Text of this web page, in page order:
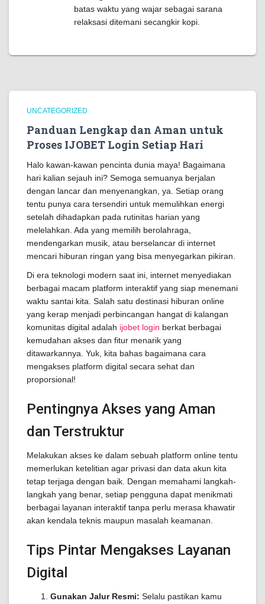
batas waktu yang wajar sebagai sarana
relaksasi ditemani secangkir kopi.
UNCATEGORIZED
Panduan Lengkap dan Aman untuk
Proses IJOBET Login Setiap Hari
Halo kawan-kawan pencinta dunia maya! Bagaimana
hari kalian sejauh ini? Semoga semuanya berjalan
dengan lancar dan menyenangkan, ya. Setiap orang
tentu punya cara tersendiri untuk memulihkan energi
setelah dihadapkan pada rutinitas harian yang
melelahkan. Ada yang memilih berolahraga,
mendengarkan musik, atau berselancar di internet
mencari hiburan ringan yang bisa menyegarkan pikiran.
Di era teknologi modern saat ini, internet menyediakan
berbagai macam platform interaktif yang siap menemani
waktu santai kita. Salah satu destinasi hiburan online
yang kerap menjadi perbincangan hangat di kalangan
komunitas digital adalah ijobet login berkat berbagai
kemudahan akses dan fitur menarik yang
ditawarkannya. Yuk, kita bahas bagaimana cara
mengakses platform digital secara sehat dan
proporsional!
Pentingnya Akses yang Aman
dan Terstruktur
Melakukan akses ke dalam sebuah platform online tentu
memerlukan ketelitian agar privasi dan data akun kita
tetap terjaga dengan baik. Dengan memahami langkah-
langkah yang benar, setiap pengguna dapat menikmati
berbagai layanan interaktif tanpa perlu merasa khawatir
akan kendala teknis maupun masalah keamanan.
Tips Pintar Mengakses Layanan
Digital
Gunakan Jalur Resmi: Selalu pastikan kamu